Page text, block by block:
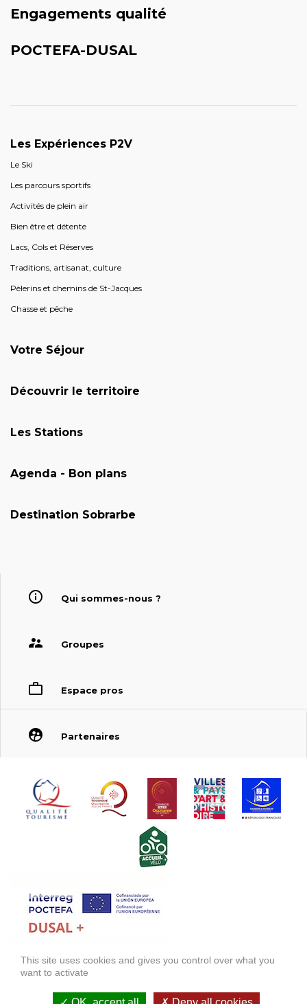
Engagements qualité
POCTEFA-DUSAL
Les Expériences P2V
Le Ski
Les parcours sportifs
Activités de plein air
Bien être et détente
Lacs, Cols et Réserves
Traditions, artisanat, culture
Pèlerins et chemins de St-Jacques
Chasse et pêche
Votre Séjour
Découvrir le territoire
Les Stations
Agenda - Bon plans
Destination Sobrarbe
Qui sommes-nous ?
Groupes
Espace pros
Partenaires
FONDS EUROPÉEN DE DÉVELOPPEMENT RÉGIONAL (FEDER)
This site uses cookies and gives you control over what you
want to activate